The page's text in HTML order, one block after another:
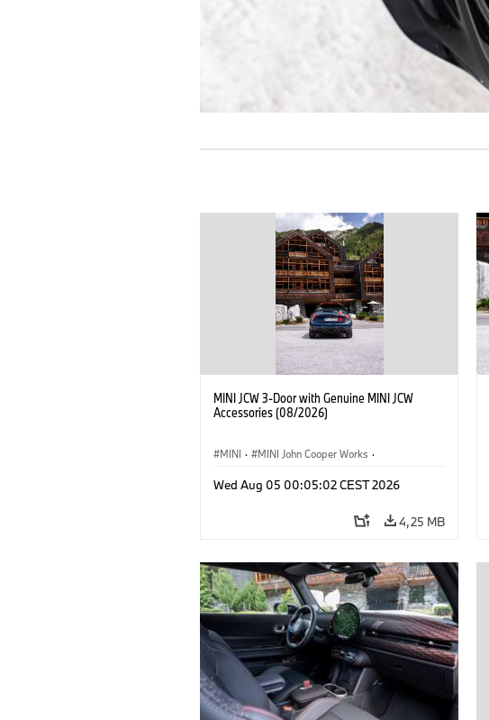
MINI JCW 3-Door with Genuine MINI JCW
Accessories (08/2026)
MINI · MINI John Cooper Works ·
Wed Aug 05 00:05:02 CEST 2026
4,25 MB